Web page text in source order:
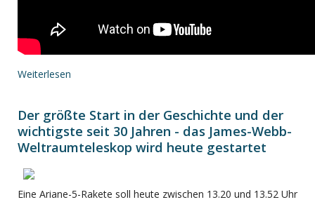
Weiterlesen
Der größte Start in der Geschichte und der
wichtigste seit 30 Jahren - das James-Webb-
Weltraumteleskop wird heute gestartet
Eine Ariane-5-Rakete soll heute zwischen 13.20 und 13.52 Uhr